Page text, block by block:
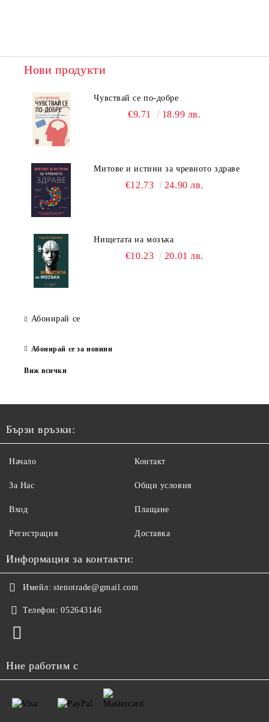
Нови продукти
Чувствай се по-добре
€9.71 18.99 лв.
Митове и истини за чревното здраве
€12.73 24.90 лв.
Нищетата на мозъка
€10.23 20.01 лв.
Абонирай се
Абонирай се за новини
Виж всички
Бързи връзки:
Начало
За Нас
Вход
Регистрация
Контакт
Общи условия
Плащане
Доставка
Информация за контакти:
Имейл: stenotrade@gmail.com
Телефон: 052643146
Ние работим с